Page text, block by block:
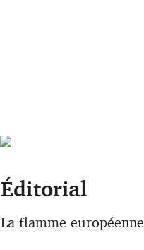
Éditorial
La flamme européenne